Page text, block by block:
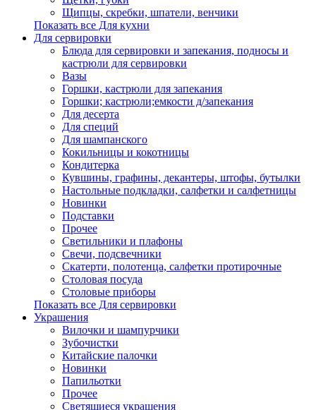
Щипцы, скребки, шпатели, венчики
Показать все Для кухни
Для сервировки
Блюда для сервировки и запекания, подносы и
кастрюли для сервировки
Вазы
Горшки, кастрюли для запекания
Горшки; кастрюли;емкости д/запекания
Для десерта
Для специй
Для шампанского
Кокильницы и кокотницы
Кондитерка
Кувшины, графины, декантеры, штофы, бутылки
Настольные подкладки, салфетки и салфетницы
Новинки
Подставки
Прочее
Светильники и плафоны
Свечи, подсвечники
Скатерти, полотенца, салфетки протирочные
Столовая посуда
Столовые приборы
Показать все Для сервировки
Украшения
Вилочки и шампурчики
Зубочистки
Китайские палочки
Новинки
Папильотки
Прочее
Светящиеся украшения